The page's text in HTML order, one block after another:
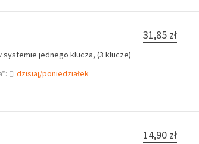
systemie jednego klucza, (3 klucze)
dzisiaj/poniedziałek
31,85 zł
14,90 zł